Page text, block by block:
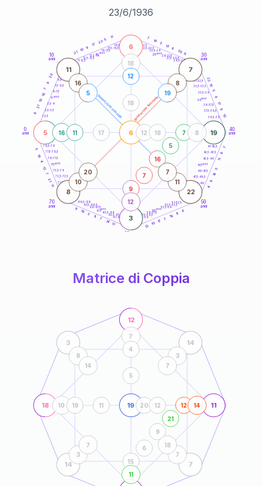
23/6/1936
generazione maschile generazione femminile
0
anni
10
anni
30
anni
40
anni
50
anni
60
70
anni
1-2,5
2,5-3,5
3,5-4
6-7,5
7,5-8,5
8,5-9
11-12,5
12,5-13,5
13,5-14
16-17,5
17,5-18,5
18,5-19 21-22,5
22,5-23,5
23,5-24
26-27,5
27,5-28,5
28,5-29
31-32,5
32,5-33,5
33,5-34
36-37,5
37,5-38,5
38,5-39
41-42,5
42,5-43,5
43,5-44
46-47,5
47,5-48,5
48,5-49
51-52,5
52,5-53,5
53,5-54
56-57,5
57,5-58,5
58,5-59
61-62,5
62,5-63,5
63,5-64
66-67,5
67,5-68,5
68,5-69
71-72,5
72,5-73,5
73,5-74
76-77,5
77,5-78,5
78,5-79
8
21
10
16
7
9
20
21
10
9
17
22 5
11 7
19 5
13
6
20
9
22
15
5
8
17
9
10
7
6
11
5
14
9
4
6
11
18
7
17
10
13
17
14
7
11
3
19
9
11
21
7
13
4
18
5
5
6
19
3
6
11 7
8 22
9
7
16
5
7
16
18
8
12
11
12
12 18
17
18
16
5
8
19
10
20
11
7
5anni
15 anni 25anni
35anni
45anni
55anni
65anni
75anni
Matrice di Coppia
18
12
11
19
3 14
14 7
15
6
9
21
12
10
7
14
11
19
4
20 12
11
5
8
14
3
7
3
7
7
18